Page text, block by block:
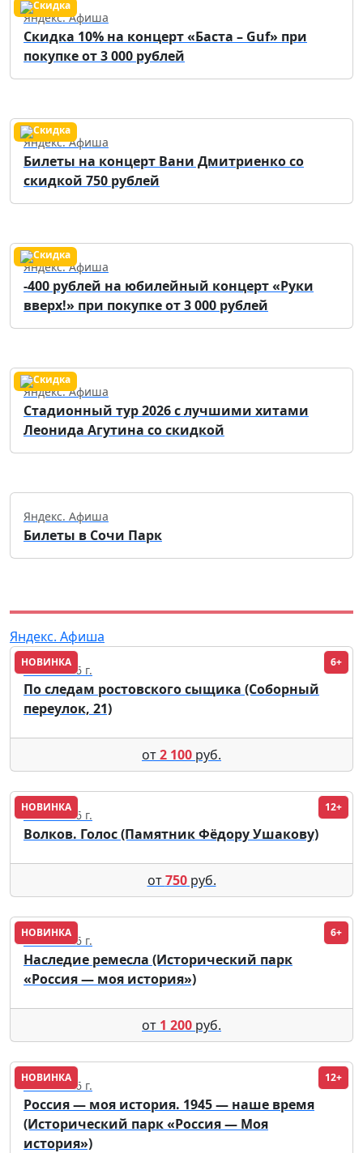
Яндекс. Афиша
Скидка 10% на концерт «Баста – Guf» при
покупке от 3 000 рублей
Яндекс. Афиша
Билеты на концерт Вани Дмитриенко со
скидкой 750 рублей
Яндекс. Афиша
-400 рублей на юбилейный концерт «Руки
вверх!» при покупке от 3 000 рублей
Яндекс. Афиша
Стадионный тур 2026 с лучшими хитами
Леонида Агутина со скидкой
Яндекс. Афиша
Билеты в Сочи Парк
Яндекс. Афиша
НОВИНКА 6+
26.09.2026 г.
По следам ростовского сыщика (Соборный
переулок, 21)
от2 100 руб.
НОВИНКА 12+
14.08.2026 г.
Волков. Голос (Памятник Фёдору Ушакову)
от750руб.
НОВИНКА 6+
30.12.2026 г.
Наследие ремесла (Исторический парк
«Россия — моя история»)
от 1 200 руб.
НОВИНКА 12+
21.08.2026 г.
Россия — моя история. 1945 — наше время
(Исторический парк «Россия — Моя
история»)